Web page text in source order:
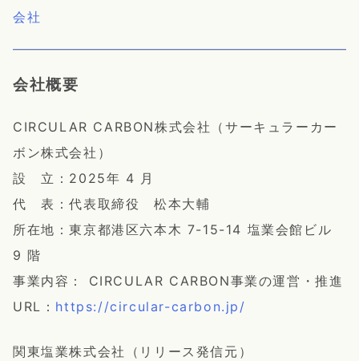
会社
会社概要
CIRCULAR CARBON株式会社（サーキュラーカー
ボン株式会社）
設 立：2025年 4 月
代 表：代表取締役 松本大輔
所在地：東京都港区六本木 7-15-14 塩業会館ビル
9 階
事業内容： CIRCULAR CARBON事業の運営・推進
URL： https://circular-carbon.jp/
関東塩業株式会社（リリース発信元）